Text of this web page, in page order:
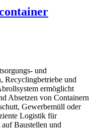
und
Recyclingbetriebe und
ermöglicht
Absetzen von Containern
Gewerbemüll oder
Logistik für
Baustellen und